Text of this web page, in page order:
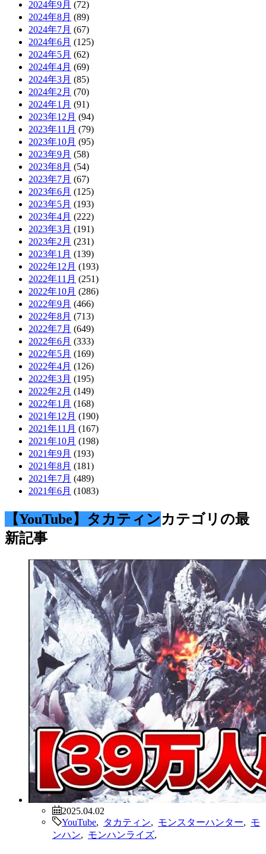
2024年9月 (72)
2024年8月 (89)
2024年7月 (67)
2024年6月 (125)
2024年5月 (62)
2024年4月 (69)
2024年3月 (85)
2024年2月 (70)
2024年1月 (91)
2023年12月 (94)
2023年11月 (79)
2023年10月 (95)
2023年9月 (58)
2023年8月 (54)
2023年7月 (67)
2023年6月 (125)
2023年5月 (193)
2023年4月 (222)
2023年3月 (191)
2023年2月 (231)
2023年1月 (139)
2022年12月 (193)
2022年11月 (251)
2022年10月 (286)
2022年9月 (466)
2022年8月 (713)
2022年7月 (649)
2022年6月 (333)
2022年5月 (169)
2022年4月 (126)
2022年3月 (195)
2022年2月 (149)
2022年1月 (168)
2021年12月 (190)
2021年11月 (167)
2021年10月 (198)
2021年9月 (193)
2021年8月 (181)
2021年7月 (489)
2021年6月 (1083)
【YouTube】タカティンカテゴリの最
新記事
2025.04.02
YouTube
タカティン モンスターハンター
モ
ンハン
モンハンライズ